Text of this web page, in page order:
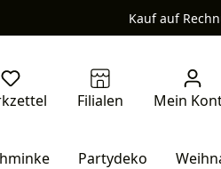
Kauf auf
Partydeko